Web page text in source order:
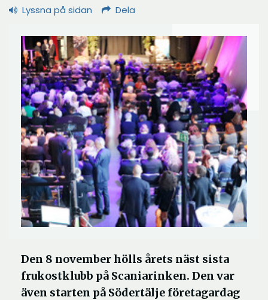
Lyssna på sidan Dela
Den 8 november hölls årets näst sista
frukostklubb på Scaniarinken. Den var
även starten på Södertälje företagardag